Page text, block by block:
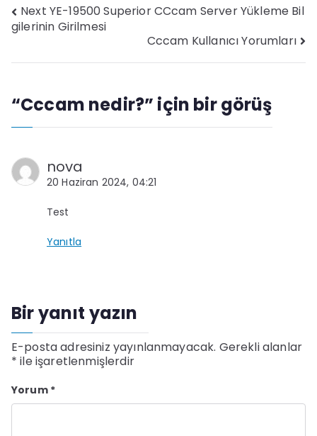
Yazı
gezinmesi
Next YE-19500 Superior CCcam Server Yükleme Bil
gilerinin Girilmesi
Cccam Kullanıcı Yorumları
“Cccam nedir?” için bir görüş
nova
20 Haziran 2024, 04:21
Test
Yanıtla
Bir yanıt yazın
E-posta adresiniz yayınlanmayacak. Gerekli alanlar
* ile işaretlenmişlerdir
Yorum *